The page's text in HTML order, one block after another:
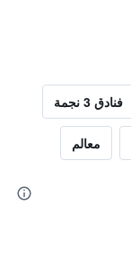
فنادق 3 نجمة
معالم